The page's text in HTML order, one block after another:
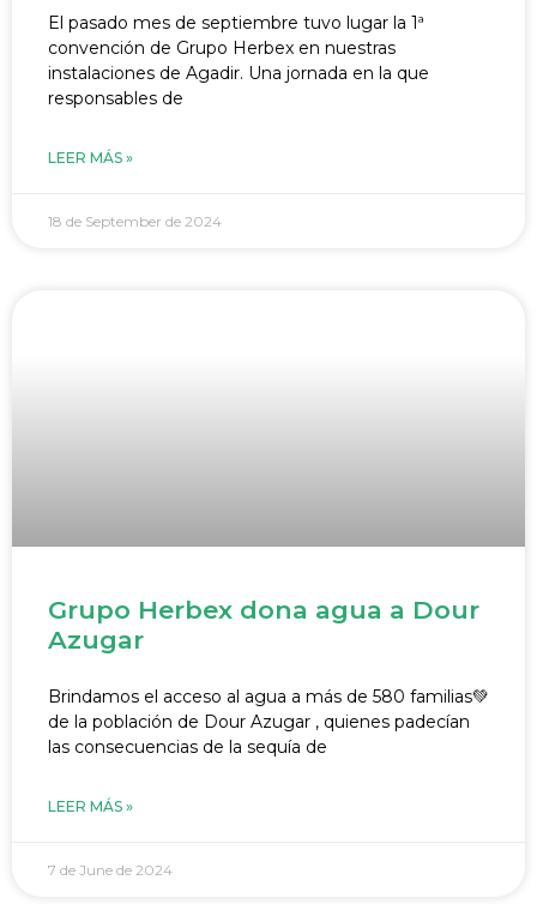
El pasado mes de septiembre tuvo lugar la 1ª
convención de Grupo Herbex en nuestras
instalaciones de Agadir. Una jornada en la que
responsables de
LEER MÁS »
18 de September de 2024
Grupo Herbex dona agua a Dour
Azugar
Brindamos el acceso al agua a más de 580 familias💚
de la población de Dour Azugar , quienes padecían
las consecuencias de la sequía de
LEER MÁS »
7 de June de 2024